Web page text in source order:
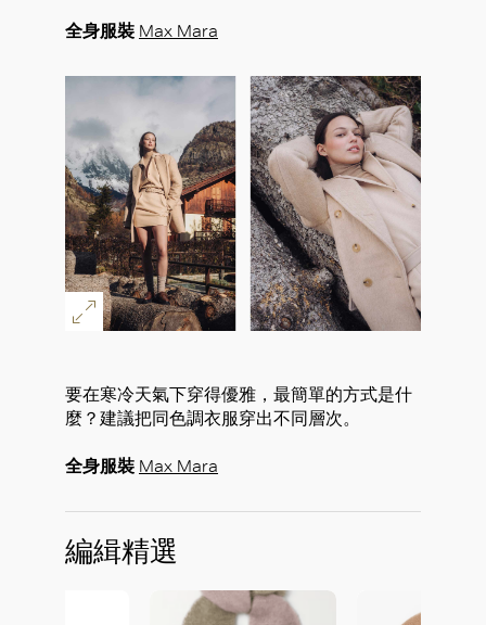
全身服裝 Max Mara
要在寒冷天氣下穿得優雅，最簡單的方式是什
麼？建議把同色調衣服穿出不同層次。
全身服裝 Max Mara
編緝精選